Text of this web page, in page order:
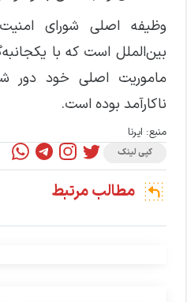
وظیفه اصلی شورای
بین‌الملل است که با
ماموریت اصلی خود دور
ناکارآمد بوده است.
منبع: ایرنا
کپی لینک
مطالب مرتبط